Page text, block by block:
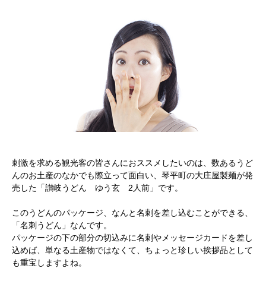
刺激を求める観光客の皆さんにおススメしたいのは、数あるうど
んのお土産のなかでも際立って面白い、琴平町の大庄屋製麺が発
売した「讃岐うどん ゆう玄 2人前」です。
このうどんのパッケージ、なんと名刺を差し込むことができる、
「名刺うどん」なんです。
パッケージの下の部分の切込みに名刺やメッセージカードを差し
込めば、単なる土産物ではなくて、ちょっと珍しい挨拶品として
も重宝しますよね。